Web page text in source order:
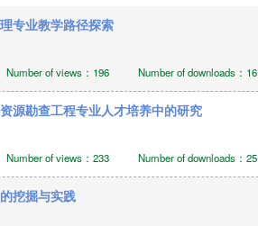
专业教学路径探索
Number of views：196 Number of downloads：16
源勘查工程专业人才培养中的研究
Number of views：233 Number of downloads：25
挖掘与实践